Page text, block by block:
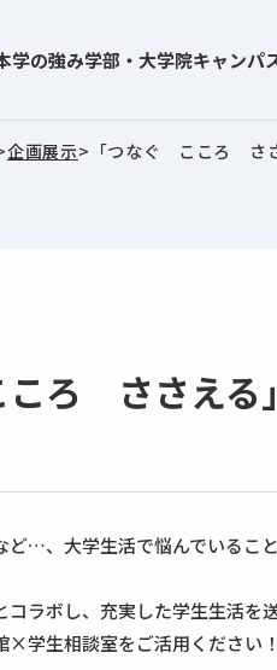
学の強み学部・大学院キャンパ
企画展示> 「つなぐ こころ さ
ころ ささえる
ど…、大学生活で悩んでいるこ
ラボし、充実した学生生活を
×学生相談室をご活用ください！